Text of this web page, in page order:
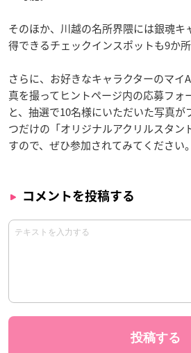
そのほか、川越の名所界隈には銀魂キ
得できるチェックインスポットも9か所
さらに、お好きなキャラクターのマイ
真を撮ってヒントページ内の応募フォ
と、抽選で10名様にいただいた写真
つだけの「オリジナルアクリルスタン
すので、ぜひ参加されてみてください。
コメントを投稿する